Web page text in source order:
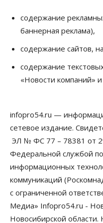
Бизнес Власть
получают до 20%
05 Августа 2026, 17:00
Власть
Губернатор
Бизнес Общество
Самые
предпринимателей
Новосибирске
05 Августа 2026, 16:00
Недвижимость
Летний марафон
августа
05 Августа 2026, 15:55
содержание
баннерная реклама),
содержание сайтов,
содержание
«Новости компаний»
infopro54.ru —
сетевое издание.
ЭЛ № ФС 77 – 78381 от
Федеральной службой
информационных
коммуникаций
с ограниченной
Медиа» Infopro54.ru -
Новосибирской области.